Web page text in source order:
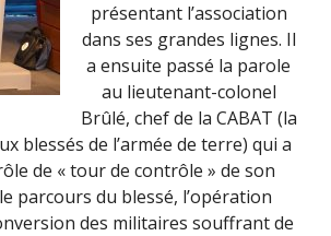
présentant l’association
dans ses grandes lignes. Il
a ensuite passé la parole
au lieutenant-colonel
Brûlé, chef de la CABAT (la
blessés de l’armée de terre) qui a
de « tour de contrôle » de son
parcours du blessé, l’opération
des militaires souffrant de